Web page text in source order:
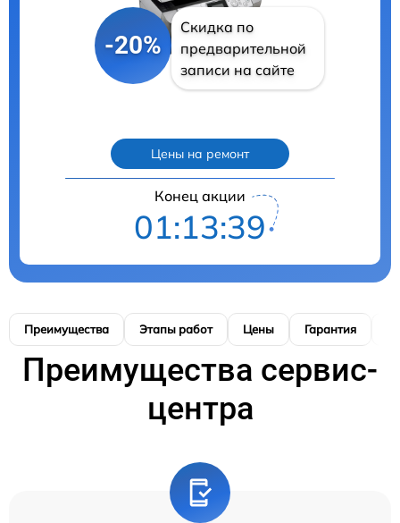
-20%
Скидка по
предварительной
записи на сайте
Цены на ремонт
Конец акции
01:13:38
Преимущества Этапы работ Цены Гарантия
Преимущества сервис-
центра